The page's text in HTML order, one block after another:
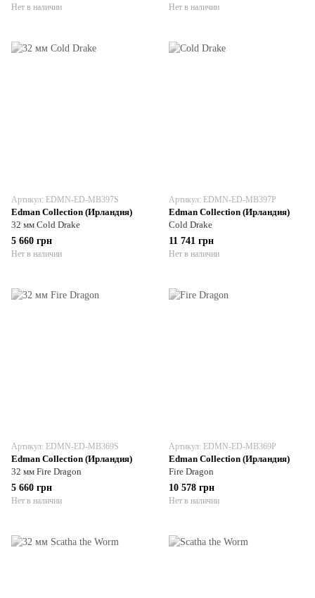
Нет в наличии Нет в наличии
Артикул: EDMN-ED-MB397S
Edman Collection (Ирландия)
32 мм Cold Drake
5 660 грн
Нет в наличии
Артикул: EDMN-ED-MB397P
Edman Collection (Ирландия)
Cold Drake
11 741 грн
Нет в наличии
Артикул: EDMN-ED-MB369S
Edman Collection (Ирландия)
32 мм Fire Dragon
5 660 грн
Нет в наличии
Артикул: EDMN-ED-MB369P
Edman Collection (Ирландия)
Fire Dragon
10 578 грн
Нет в наличии